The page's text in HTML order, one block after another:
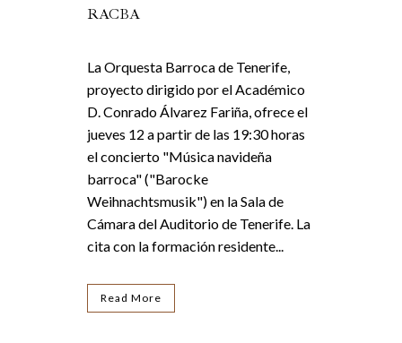
RACBA
La Orquesta Barroca de Tenerife,
proyecto dirigido por el Académico
D. Conrado Álvarez Fariña, ofrece el
jueves 12 a partir de las 19:30 horas
el concierto "Música navideña
barroca" ("Barocke
Weihnachtsmusik") en la Sala de
Cámara del Auditorio de Tenerife. La
cita con la formación residente...
Read More